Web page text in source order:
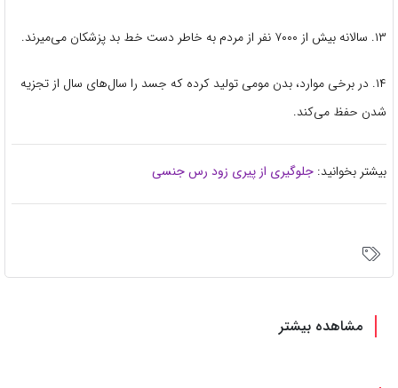
۱۳. سالانه بیش از ۷۰۰۰ نفر از مردم به خاطر دست خط بد پزشکان می‌میرند.
۱۴. در برخی موارد، بدن مومی تولید کرده که جسد را سال‌های سال از تجزیه
شدن حفظ می‌کند.
بیشتر بخوانید: جلوگیری از پیری زود رس جنسی
مشاهده بیشتر